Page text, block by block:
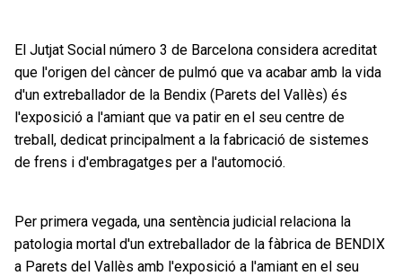
El Jutjat Social número 3 de Barcelona considera acreditat
que l'origen del càncer de pulmó que va acabar amb la vida
d'un extreballador de la Bendix (Parets del Vallès) és
l'exposició a l'amiant que va patir en el seu centre de
treball, dedicat principalment a la fabricació de sistemes
de frens i d'embragatges per a l'automoció.
Per primera vegada, una sentència judicial relaciona la
patologia mortal d'un extreballador de la fàbrica de BENDIX
a Parets del Vallès amb l'exposició a l'amiant en el seu